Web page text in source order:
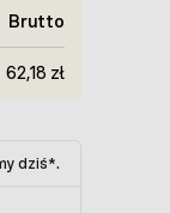
Brutto
62,18 zł
dziś*.